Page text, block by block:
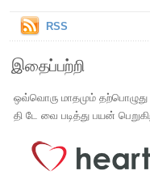
RSS
இதைப்பற்றி
ஒவ்வொரு மாதமும்
தி டே வை படித்து பயன்